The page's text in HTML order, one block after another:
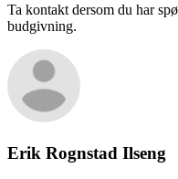
Ta kontakt dersom du har
budgivning.
Erik Rognstad Ilseng